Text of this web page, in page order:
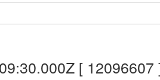
[ 12096607